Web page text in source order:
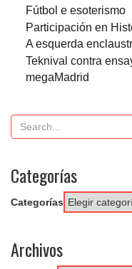
Fútbol e esoterismo
Participación en
A esquerda
Teknival contra
megaMadrid
Categorías
Categorías
Archivos